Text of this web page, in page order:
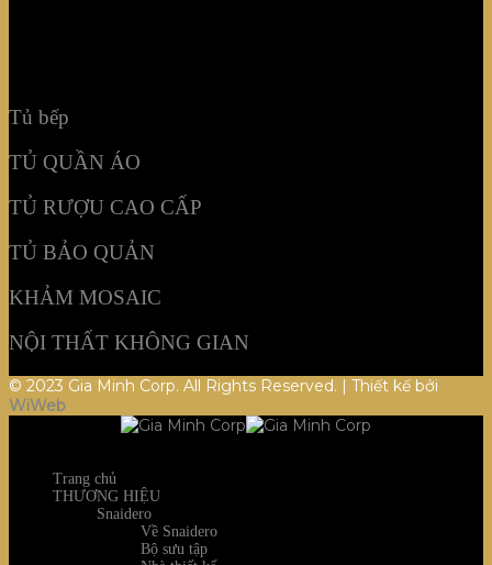
Tủ bếp
TỦ QUẦN ÁO
TỦ RƯỢU CAO CẤP
TỦ BẢO QUẢN
KHẢM MOSAIC
NỘI THẤT KHÔNG GIAN
© 2023 Gia Minh Corp. All Rights Reserved. | Thiết kế bởi
WiWeb
Trang chủ
THƯƠNG HIỆU
Snaidero
Về Snaidero
Bộ sưu tập